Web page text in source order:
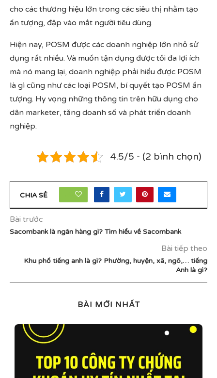
cho các thương hiệu lớn trong các siêu thị nhằm tạo
ấn tượng, đập vào mắt người tiêu dùng.
Hiện nay, POSM được các doanh nghiệp lớn nhỏ sử
dụng rất nhiều. Và muốn tận dụng được tối đa lợi ích
mà nó mang lại, doanh nghiệp phải hiểu được POSM
là gì cũng như các loại POSM, bí quyết tạo POSM ấn
tượng. Hy vọng những thông tin trên hữu dụng cho
dân marketer, tăng doanh số và phát triển doanh
nghiệp.
4.5/5 - (2 bình chọn)
CHIA SẺ
Bài trước
Sacombank là ngân hàng gì? Tìm hiểu về Sacombank
Bài tiếp theo
Khu phố tiếng anh là gì? Phường, huyện, xã, ngõ,… tiếng
Anh là gì?
BÀI MỚI NHẤT